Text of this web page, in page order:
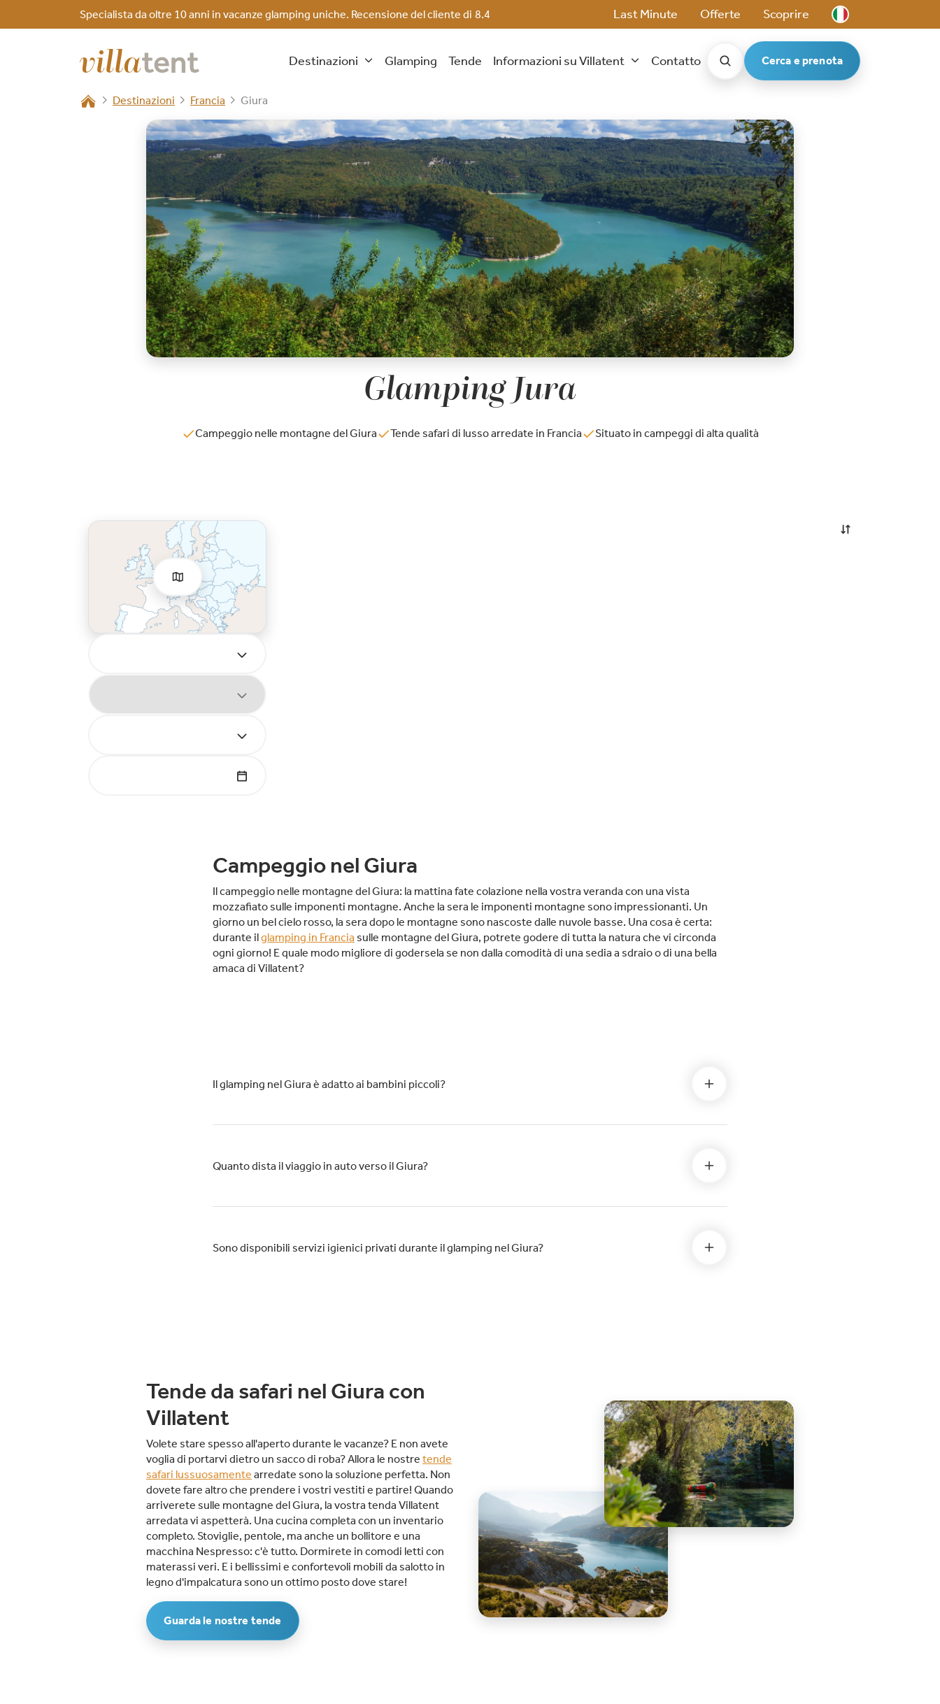
Specialista da oltre 10 anni in vacanze glamping uniche. Recensione del cliente di 8.4 Last Minute Offerte Scoprire
Destinazioni Glamping Tende Informazioni su Villatent Contatto Cerca e prenota
Destinazioni Francia Giura
Glamping Jura
Campeggio nelle montagne del Giura Tende safari di lusso arredate in Francia Situato in campeggi di alta qualità
Campeggio nel Giura
Il campeggio nelle montagne del Giura: la mattina fate colazione nella vostra veranda con una vista
mozzafiato sulle imponenti montagne. Anche la sera le imponenti montagne sono impressionanti. Un
giorno un bel cielo rosso, la sera dopo le montagne sono nascoste dalle nuvole basse. Una cosa è certa:
durante ilglamping in Francia sulle montagne del Giura, potrete godere di tutta la natura che vi circonda
ogni giorno! E quale modo migliore di godersela se non dalla comodità di una sedia a sdraio o di una bella
amaca di Villatent?
Il glamping nel Giura è adatto ai bambini piccoli?
Quanto dista il viaggio in auto verso il Giura?
Sono disponibili servizi igienici privati durante il glamping nel Giura?
Tende da safari nel Giura con
Villatent
Volete stare spesso all'aperto durante le vacanze? E non avete
voglia di portarvi dietro un sacco di roba? Allora le nostre tende
safari lussuosamente arredate sono la soluzione perfetta. Non
dovete fare altro che prendere i vostri vestiti e partire! Quando
arriverete sulle montagne del Giura, la vostra tenda Villatent
arredata vi aspetterà. Una cucina completa con un inventario
completo. Stoviglie, pentole, ma anche un bollitore e una
macchina Nespresso: c'è tutto. Dormirete in comodi letti con
materassi veri. E i bellissimi e confortevoli mobili da salotto in
legno d'impalcatura sono un ottimo posto dove stare!
Guarda le nostre tende